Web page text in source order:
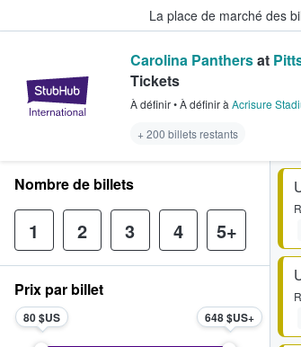
La place de marché des
StubHub - Où les
Carolina Panthersat
Tickets
À définir•À définirà Acrisure
+ 200 billets restants
Nombre de billets
1 2 3 4 5+
Prix par billet
80 $US 648 $US